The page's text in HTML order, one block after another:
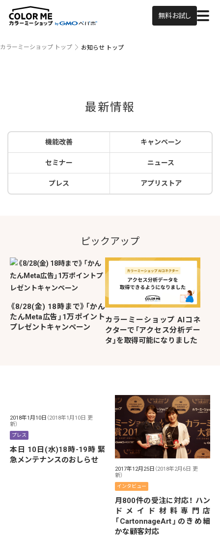
無料お試し
カラーミーショップ トップ お知らせ トップ
最新情報
機能改善 キャンペーン
セミナー ニュース
プレス アプリストア
ピックアップ
《8/28(金) 18時まで》「かん
たんMeta広告」1万ポイント
プレゼントキャンペーン
カラーミーショップ AIコネ
クターで「アクセス分析デー
タ」を取得可能になりました
2018年1月10日 （2018年1月10日 更
新）
プレス
本日 10日(水)18時-19時 緊
急メンテナンスのおしらせ
2017年12月25日 （2018年2月6日 更
新）
インタビュー
月800件の受注に対応！ ハン
ドメイド材料専門店
「CartonnageArt」のきめ細
かな顧客対応